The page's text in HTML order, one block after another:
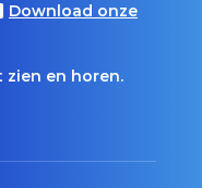
Download onze
zien en horen.